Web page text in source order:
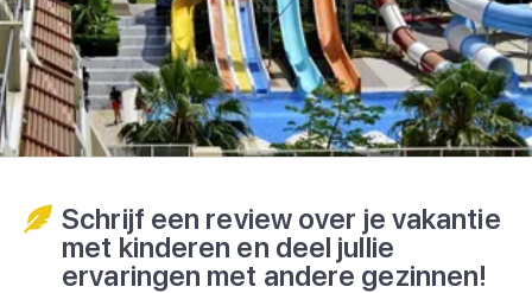
Schrijf een review over je vakantie
met kinderen en deel jullie
ervaringen met andere gezinnen!